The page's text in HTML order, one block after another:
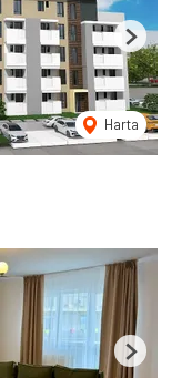
Harta
Next
Next